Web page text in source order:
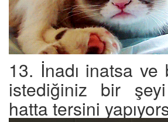
13. İnadı inatsa
istediğiniz bir şeyi
hatta tersini